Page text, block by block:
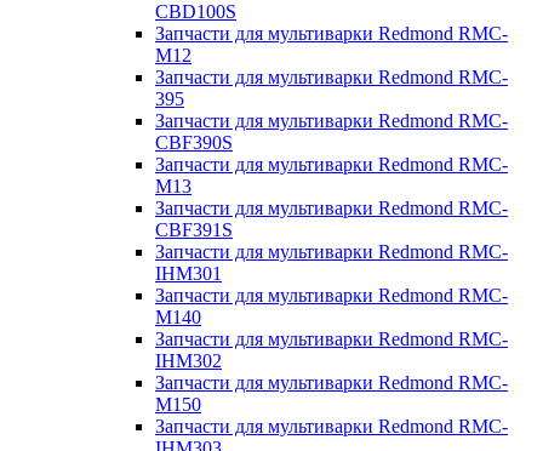
CBD100S
Запчасти для мультиварки Redmond RMC-
M12
Запчасти для мультиварки Redmond RMC-
395
Запчасти для мультиварки Redmond RMC-
CBF390S
Запчасти для мультиварки Redmond RMC-
M13
Запчасти для мультиварки Redmond RMC-
CBF391S
Запчасти для мультиварки Redmond RMC-
IHM301
Запчасти для мультиварки Redmond RMC-
M140
Запчасти для мультиварки Redmond RMC-
IHM302
Запчасти для мультиварки Redmond RMC-
M150
Запчасти для мультиварки Redmond RMC-